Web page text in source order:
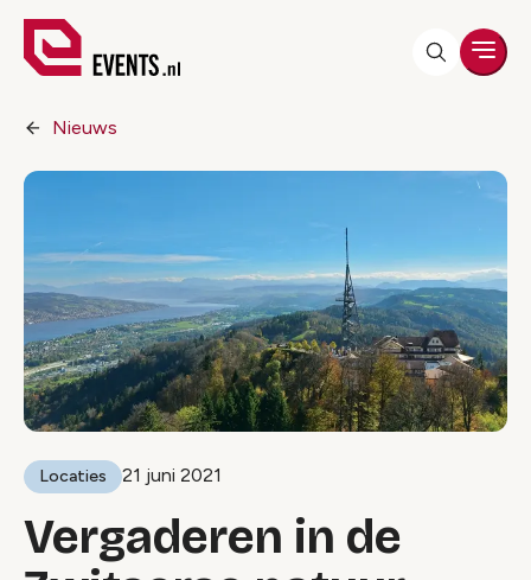
Nieuws
Locaties 21 juni 2021
Vergaderen in de